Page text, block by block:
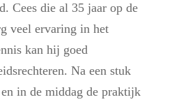
Cees die al 35 jaar op de
veel ervaring in het
kan hij goed
Na een stuk
in de middag de praktijk